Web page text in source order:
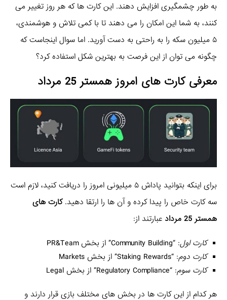
به طور چشمگیری افزایش دهند. این کارت ها که هر روز تغییر می
کنند، به شما این امکان را می دهند تا با کمی تلاش و هوشمندی،
۵ میلیون سکه را به راحتی به دست آورید. اما سوال اینجاست که
چگونه می توان از این فرصت به بهترین شکل استفاده کرد؟
معرفیکارت های امروز همستر 25 مرداد
برای اینکه بتوانید پاداش ۵ میلیونی امروز را دریافت کنید، لازم است
سه کارت خاص را پیدا کرده و آن ها را ارتقا دهید.کارت های
همستر 25 مرداد
عبارتند از:
کارت اول: “Community Building” از بخش PR&Team
کارت دوم: “Staking Rewards” از بخش Markets
کارت سوم: “Regulatory Compliance” از بخش Legal
هر کدام از این کارت ها در بخش های مختلف بازی قرار دارند و